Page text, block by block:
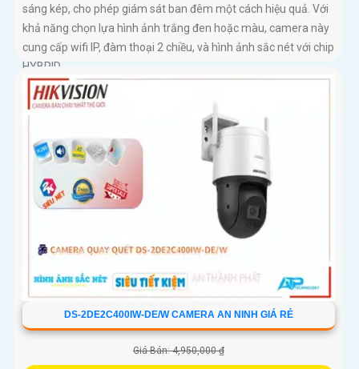
sáng kép, cho phép giám sát ban đêm một cách hiệu quả. Với
khả năng chọn lựa hình ảnh trắng đen hoặc màu, camera này
cung cấp wifi IP, đàm thoại 2 chiều, và hình ảnh sắc nét với chip
HYBRID
DS-2DE2C400IW-DE/W CAMERA AN NINH GIÁ RẺ
Giá Bán: 4,950,000 ₫